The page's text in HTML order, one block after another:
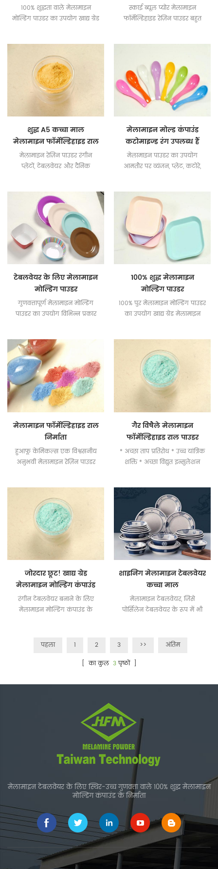
100% शुद्धता वाले मेलामाइन
मोल्डिंग पाउडर का उपयोग खाद्य ग्रेड
स्काई ब्यूल प्योर मेलामाइन
फॉर्मेल्डिहाइड रेज़िन पाउडर बहुत
शुद्ध A5 कच्चा माल
मेलामाइन फॉर्मेल्डिहाइड राल
पाउडर
मेलामाइन रेज़िन पाउडर रंगीन
प्लेटों, टेबलवेयर और दैनिक
मेलामाइन मोल्ड कंपाउंड
कटोमाइज्ड रंग उपलब्ध हैं
मेलामाइन पाउडर का उपयोग
आमतौर पर व्यंजन, प्लेट, कटोरे,
टेबलवेयर के लिए मेलामाइन
मोल्डिंग पाउडर
गुणवत्तापूर्ण मेलामाइन मोल्डिंग
पाउडर का उपयोग विभिन्न प्रकार
100% शुद्ध मेलामाइन
मोल्डिंग पाउडर
100% पुर मेलामाइन मोल्डिंग पाउडर
का उपयोग खाद्य ग्रेड मेलामाइन
मेलामाइन फॉर्मेल्डिहाइड राल
निर्माता
हुआफू केमिकल्स एक विश्वसनीय
अनुभवी मेलामाइन रेज़िन पाउडर
गैर विषैले मेलामाइन
फॉर्मेल्डिहाइड राल पाउडर
100% शुद्धता
* अच्छा ताप प्रतिरोध * उच्च यांत्रिक
शक्ति * अच्छा विद्युत इन्सुलेशन
जोरदार छूट! खाद्य ग्रेड
मेलामाइन मोल्डिंग कंपाउंड
रंगीन टेबलवेयर बनाने के लिए
मेलामाइन मोल्डिंग कंपाउंड के
शाइनिंग मेलामाइन टेबलवेयर
कच्चा माल
मेलामाइन टेबलवेयर, जिसे
पोर्सिलेन टेबलवेयर के रूप में भी
पहला
1 2 3 >>
अंतिम
[ का कुल 3पृष्ठों ]
मेलामाइन टेबलवेयर के लिए स्थिर-उच्च गुणवत्ता वाले 100% शुद्ध मेलामाइन
मोल्डिंग कंपाउंड के निर्माता